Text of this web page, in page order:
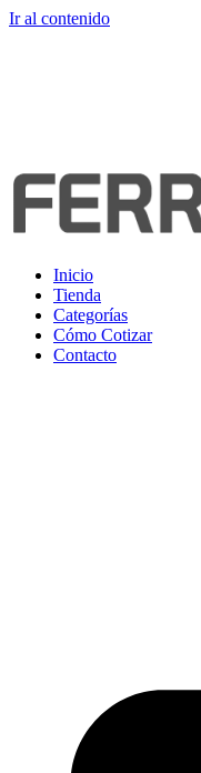
Ir al contenido
Inicio
Tienda
Categorías
Cómo Cotizar
Contacto